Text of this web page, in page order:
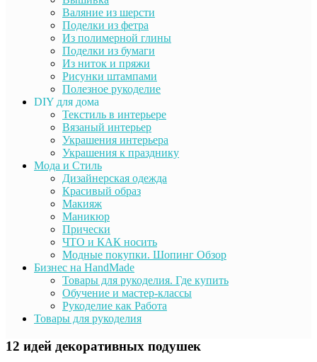
Валяние из шерсти
Поделки из фетра
Из полимерной глины
Поделки из бумаги
Из ниток и пряжи
Рисунки штампами
Полезное рукоделие
DIY для дома
Текстиль в интерьере
Вязаный интерьер
Украшения интерьера
Украшения к празднику
Мода и Стиль
Дизайнерская одежда
Красивый образ
Макияж
Маникюр
Прически
ЧТО и КАК носить
Модные покупки. Шопинг Обзор
Бизнес на HandMade
Товары для рукоделия. Где купить
Обучение и мастер-классы
Рукоделие как Работа
Товары для рукоделия
12 идей декоративных подушек